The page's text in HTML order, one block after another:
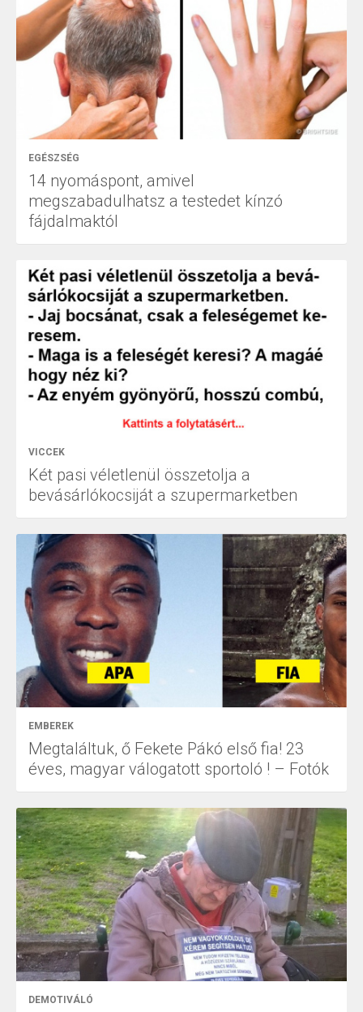
EGÉSZSÉG
14 nyomáspont, amivel
megszabadulhatsz a testedet kínzó
fájdalmaktól
VICCEK
Két pasi véletlenül összetolja a
bevásárlókocsiját a szupermarketben
EMBEREK
Megtaláltuk, ő Fekete Pákó első fia! 23
éves, magyar válogatott sportoló ! – Fotók
DEMOTIVÁLÓ